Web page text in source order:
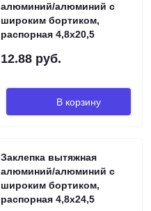
алюминий/алюминий с
широким бортиком,
распорная 4,8х20,5
12.88 руб.
В корзину
Заклепка вытяжная
алюминий/алюминий с
широким бортиком,
распорная 4,8х24,5